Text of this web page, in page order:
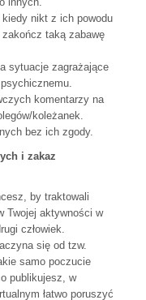
nikt z ich powodu
taką zabawę
sytuacje zagrażające
komentarzy na
koleżanek.
bez ich zgody.
i zakaz
by traktowali
Twojej aktywności w
człowiek.
się od tzw.
samo poczucie
publikujesz, w
łatwo poruszyć